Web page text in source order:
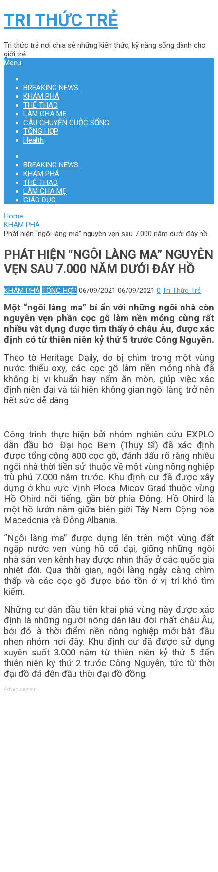
TRI THỨC TRẺ
Tri thức trẻ nơi chia sẻ những kiến thức, kỹ năng sống dành cho
giới trẻ.
Menu
BREAKING NEWS
KHÁM PHÁ
THỂ THAO
LÀM CHA MẸ
CÂU CHUYỆN CUỘC SỐNG
TỔNG HỢP
Health
BREAKING NEWS
KHÁM PHÁ
THỂ THAO
LÀM CHA MẸ
GIÁO DỤC
Home
KHÁM PHÁ
Phát hiện “ngôi làng ma” nguyên vẹn sau 7.000 năm dưới đáy hồ
PHÁT HIỆN “NGÔI LÀNG MA” NGUYÊN
VẸN SAU 7.000 NĂM DƯỚI ĐÁY HỒ
KHÁM PHÁ TỔNG HỢP 06/09/2021 06/09/2021 0 Tri Thức Trẻ
Một “ngôi làng ma” bí ẩn với những ngôi nhà còn
nguyên vẹn phần cọc gỗ làm nền móng cùng rất
nhiều vật dụng được tìm thấy ở châu Âu, được xác
định có từ thiên niên kỷ thứ 5 trước Công Nguyên.
Theo tờ Heritage Daily, do bị chìm trong một vùng
nước thiếu oxy, các cọc gỗ làm nền móng nhà đã
không bị vi khuẩn hay nấm ăn mòn, giúp việc xác
định niên đại và tái hiện không gian ngôi làng trở nên
hết sức dễ dàng
Công trình thực hiện bởi nhóm nghiên cứu EXPLO
dẫn đầu bởi Đại học Bern (Thụy Sĩ) đã xác định
được tổng cộng 800 cọc gỗ, đánh dấu rõ ràng nhiều
ngôi nhà thời tiền sử thuộc về một vùng nông nghiệp
trù phú 7.000 năm trước. Khu định cư đã được xây
dựng ở khu vực Vịnh Ploca Micov Grad thuộc vùng
Hồ Ohird nổi tiếng, gần bờ phía Đông. Hồ Ohird là
một hồ lướn nằm giữa biên giới Tây Nam Cộng hòa
Macedonia và Đông Albania.
“Ngôi làng ma” được dựng lên trên một vùng đất
ngập nước ven vùng hồ cổ đại, giống những ngôi
nhà sàn ven kênh hay được nhìn thấy ở các quốc gia
nhiệt đới. Qua thời gian, ngôi làng ngày càng chìm
thấp và các cọc gỗ được bảo tồn ở vị trí khó tìm
kiếm.
Những cư dân đầu tiên khai phá vùng này được xác
định là những người nông dân lâu đời nhất châu Âu,
bởi đó là thời điểm nền nông nghiệp mới bắt đầu
nhen nhóm nơi đây. Khu định cư đã được sử dụng
xuyên suốt 3.000 năm từ thiên niên kỷ thứ 5 đến
thiên niên kỷ thứ 2 trước Công Nguyên, tức từ thời
đại đồ đá đến đầu thời đại đồ đồng.
Advertisement